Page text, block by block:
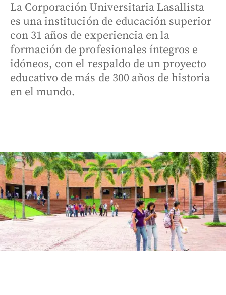
La Corporación Universitaria Lasallista
es una institución de educación superior
con 31 años de experiencia en la
formación de profesionales íntegros e
idóneos, con el respaldo de un proyecto
educativo de más de 300 años de historia
en el mundo.